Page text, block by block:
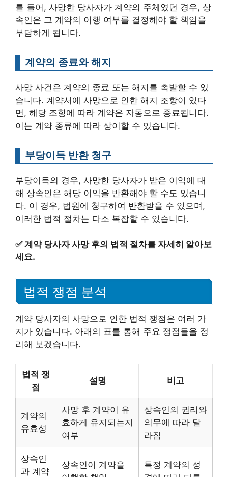
를 들어, 사망한 당사자가 계약의 주체였던 경우, 상
속인은 그 계약의 이행 여부를 결정해야 할 책임을
부담하게 됩니다.
계약의 종료와 해지
사망 사건은 계약의 종료 또는 해지를 촉발할 수 있
습니다. 계약서에 사망으로 인한 해지 조항이 있다
면, 해당 조항에 따라 계약은 자동으로 종료됩니다.
이는 계약 종류에 따라 상이할 수 있습니다.
부당이득 반환 청구
부당이득의 경우, 사망한 당사자가 받은 이익에 대
해 상속인은 해당 이익을 반환해야 할 수도 있습니
다. 이 경우, 법원에 청구하여 반환받을 수 있으며,
이러한 법적 절차는 다소 복잡할 수 있습니다.
✅계약 당사자 사망 후의 법적 절차를 자세히 알아보
세요.
법적 쟁점 분석
계약 당사자의 사망으로 인한 법적 쟁점은 여러 가
지가 있습니다. 아래의 표를 통해 주요 쟁점들을 정
리해 보겠습니다.
법적 쟁
점
설명 비고
계약의
유효성
사망 후 계약이 유
효하게 유지되는지
여부
상속인의 권리와
의무에 따라 달
라짐
상속인
과 계약
상속인이 계약을
특정 계약의 성